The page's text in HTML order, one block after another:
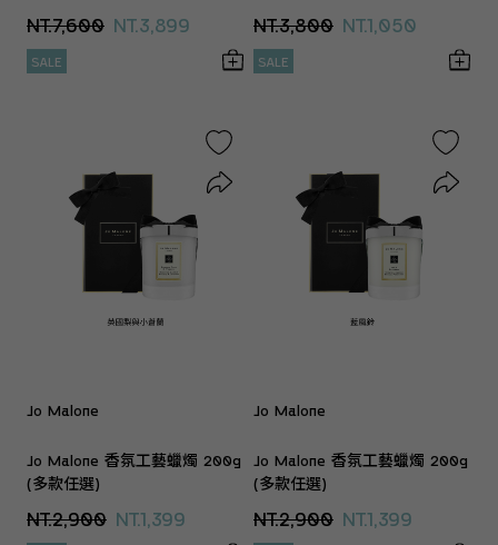
NT.7,600 NT.3,899
SALE
NT.3,800 NT.1,050
SALE
Jo Malone
Jo Malone 香氛工藝蠟燭 200g
(多款任選)
NT.2,900 NT.1,399
Jo Malone
Jo Malone 香氛工藝蠟燭 200g
(多款任選)
NT.2,900 NT.1,399